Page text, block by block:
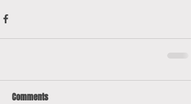
Comments